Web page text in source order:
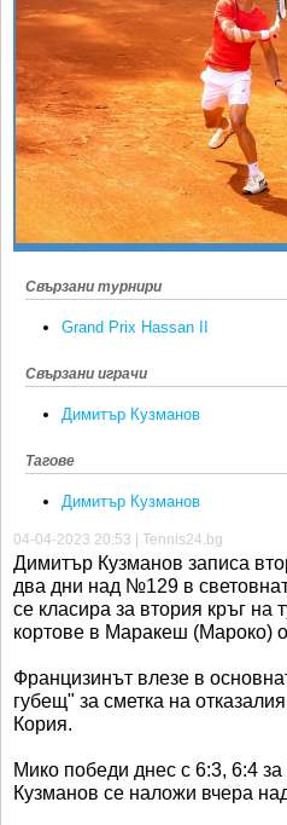
SOFIA OPEN
КЛУБОВЕ
БЛОГ
ВИДЕО
ЖЪЛТО
РАКЕТНИ
Ретро
Спорт&Фитнес
Други
Любители
Свързани турнири
Grand Prix Hassan II
Свързани играчи
Димитър Кузманов
Тагове
Димитър Кузманов
04-04-2023 20:53 | Tennis24.bg
Димитър Кузманов записа
два дни над №129 в
се класира за втория кръг на
кортове в Маракеш (Мароко)
Францизинът влезе в
губещ" за сметка на
Кория.
Мико победи днес с 6:3, 6:4
Кузманов се наложи вчера